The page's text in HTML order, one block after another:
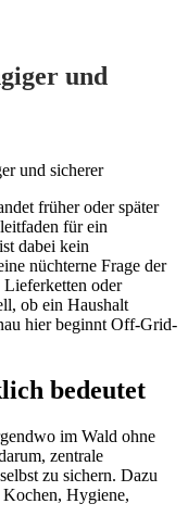
und
früher oder später
für ein
dabei kein
nüchterne Frage der
Lieferketten oder
ob ein Haushalt
hier beginnt Off-Grid-
bedeutet
im Wald ohne
zentrale
zu sichern. Dazu
Kochen, Hygiene,